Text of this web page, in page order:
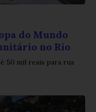
do Mundo
no Rio
50 mil reais para rua